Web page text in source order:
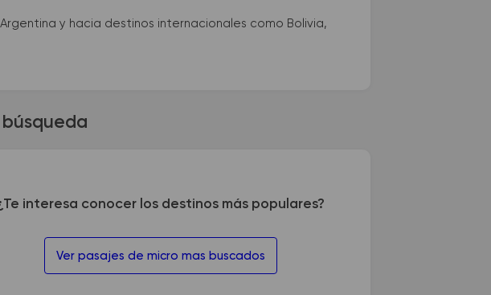
y hacia destinos internacionales como Bolivia,
interesa conocer los destinos más populares?
Ver pasajes de micro mas buscados